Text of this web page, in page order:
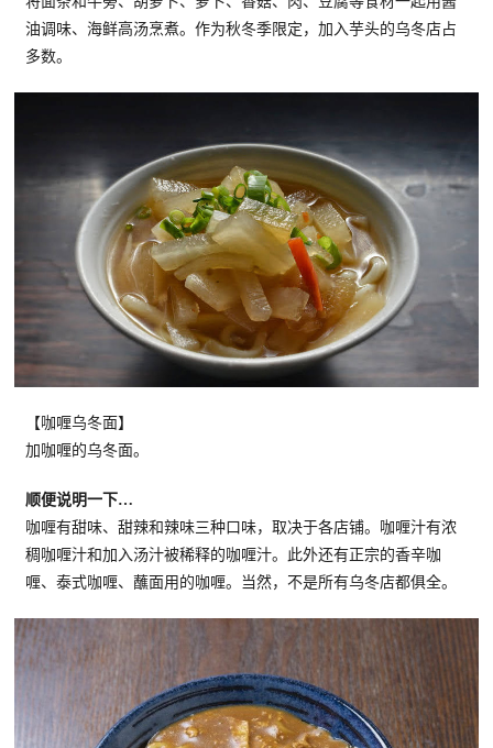
油调味、海鲜高汤烹煮。作为秋冬季限定，加入芋头的乌冬店占
多数。
【咖喱乌冬面】
加咖喱的乌冬面。
顺便说明一下…
咖喱有甜味、甜辣和辣味三种口味，取决于各店铺。咖喱汁有浓
稠咖喱汁和加入汤汁被稀释的咖喱汁。此外还有正宗的香辛咖
喱、泰式咖喱、蘸面用的咖喱。当然，不是所有乌冬店都俱全。